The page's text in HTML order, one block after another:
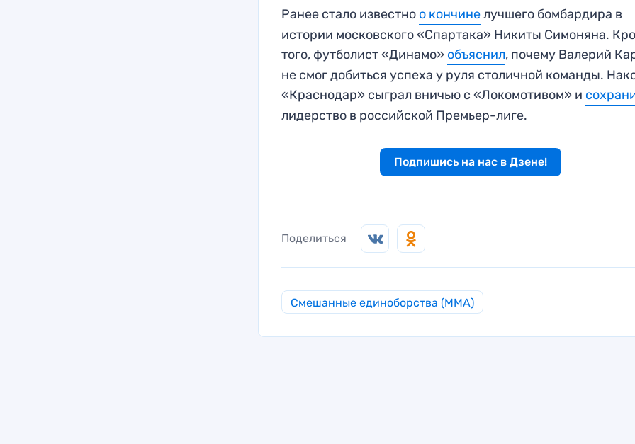
Ранее стало известно о кончинелучшего бомбардира в
истории московского «Спартака» Никиты Симоняна.
того, футболист «Динамо» объяснил, почему Валерий
не смог добиться успеха у руля столичной команды.
«Краснодар» сыграл вничью с «Локомотивом» и
лидерство в российской Премьер-лиге.
Подпишись на нас в Дзене!
Поделиться
Смешанные единоборства (MMA)